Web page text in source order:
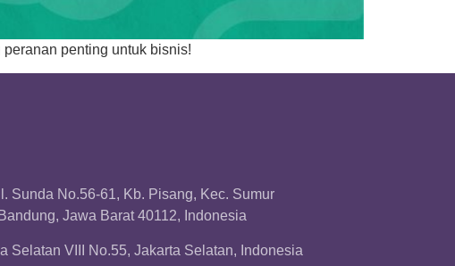
penting untuk bisnis!
Sunda No.56-61, Kb. Pisang, Kec. Sumur
Jawa Barat 40112, Indonesia
Selatan VIII No.55, Jakarta Selatan, Indonesia